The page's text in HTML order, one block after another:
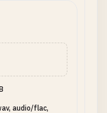
audio/flac,